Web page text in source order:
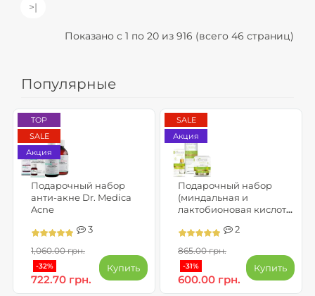
>|
Показано с 1 по 20 из 916 (всего 46 страниц)
Популярные
TOP
SALE
Акция
Подарочный набор
анти-акне Dr. Medica
Acne
3
1,060.00 грн.
-32%
722.70 грн.
Купить
SALE
Акция
Подарочный набор
(миндальная и
лактобионовая кислота)
PROFESSIONAL
2
865.00 грн.
-31%
600.00 грн.
Купить